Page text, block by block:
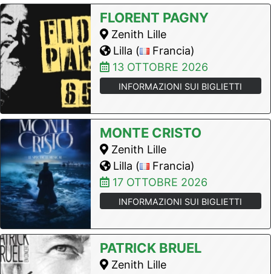
FLORENT PAGNY
Zenith Lille
Lilla (
Francia)
13 OTTOBRE 2026
INFORMAZIONI SUI BIGLIETTI
MONTE CRISTO
Zenith Lille
Lilla (
Francia)
17 OTTOBRE 2026
INFORMAZIONI SUI BIGLIETTI
PATRICK BRUEL
Zenith Lille